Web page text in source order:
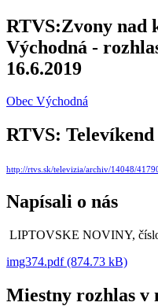
RTVS:Zvony nad
Východná -
16.6.2019
Obec Východná
RTVS: Televíkend
http://rtvs.sk/televizia/archiv/14048/
Napísali o nás
LIPTOVSKE NOVINY,
img374.pdf (874.73 kB)
Miestny rozhlas v